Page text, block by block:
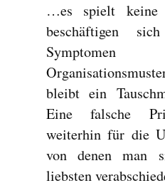
…es spielt keine
beschäftigen
Symptomen
bleibt ein
Eine falsche
weiterhin für die
von denen man
liebsten